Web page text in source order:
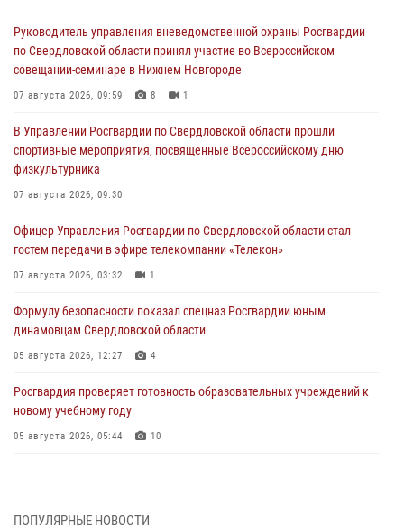
Руководитель управления вневедомственной охраны Росгвардии
по Свердловской области принял участие во Всероссийском
совещании-семинаре в Нижнем Новгороде
07 августа 2026, 09:59 8 1
В Управлении Росгвардии по Свердловской области прошли
спортивные мероприятия, посвященные Всероссийскому дню
физкультурника
07 августа 2026, 09:30
Офицер Управления Росгвардии по Свердловской области стал
гостем передачи в эфире телекомпании «Телекон»
07 августа 2026, 03:32 1
Формулу безопасности показал спецназ Росгвардии юным
динамовцам Свердловской области
05 августа 2026, 12:27 4
Росгвардия проверяет готовность образовательных учреждений к
новому учебному году
05 августа 2026, 05:44 10
04 августа 2026, 09:57 2
ПОПУЛЯРНЫЕ НОВОСТИ